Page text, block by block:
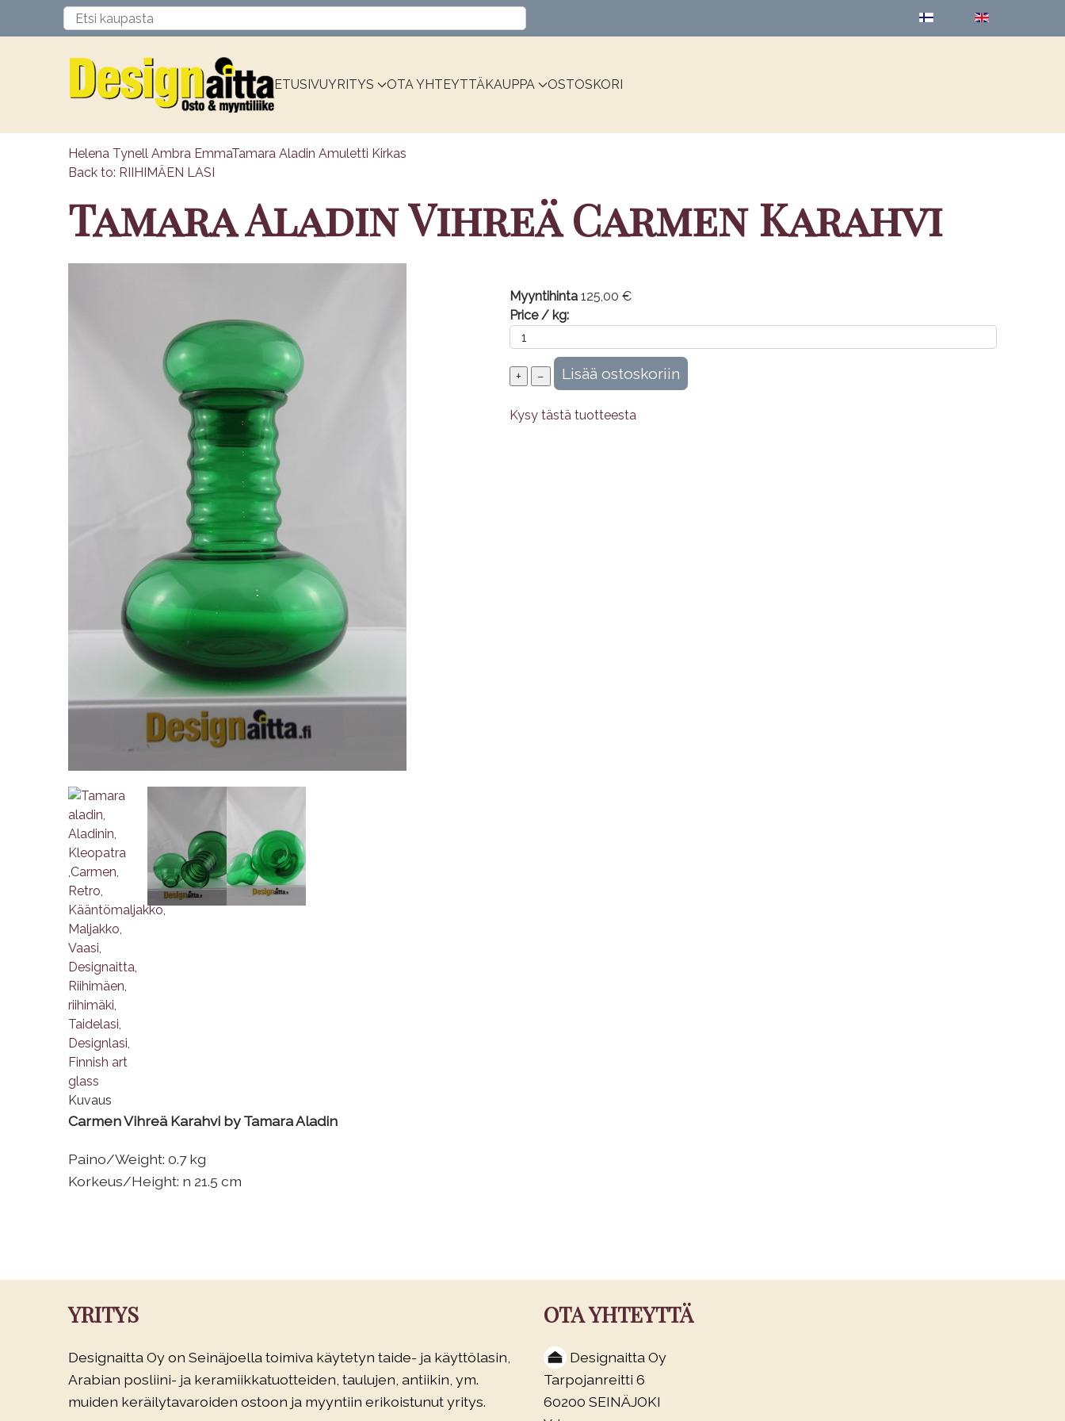
ETUSIVUYRITYS OTA YHTEYTTÄKAUPPA OSTOSKORI
Helena Tynell Ambra EmmaTamara Aladin Amuletti Kirkas
Back to: RIIHIMÄEN LASI
Tamara Aladin Vihreä Carmen Karahvi
Myyntihinta 125,00 €
Price / kg:
Kysy tästä tuotteesta
Kuvaus
Carmen Vihreä Karahvi by Tamara Aladin
Paino/Weight: 0.7 kg
Korkeus/Height: n 21.5 cm
YRITYS
Designaitta Oy on Seinäjoella toimiva käytetyn taide- ja käyttölasin,
Arabian posliini- ja keramiikkatuotteiden, taulujen, antiikin, ym.
muiden keräilytavaroiden ostoon ja myyntiin erikoistunut yritys.
OTA YHTEYTTÄ
Designaitta Oy
Tarpojanreitti 6
60200 SEINÄJOKI